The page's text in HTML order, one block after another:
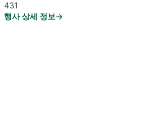
431
행사 상세 정보